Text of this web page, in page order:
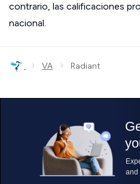
contrario, las calificaciones
nacional.
› VA › Radiant